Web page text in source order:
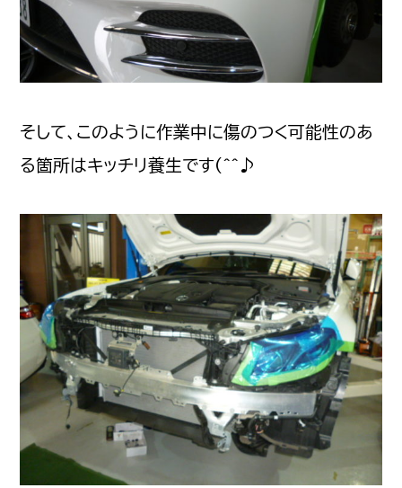
そして、このように作業中に傷のつく可能性のあ
る箇所はキッチリ養生です(^^♪